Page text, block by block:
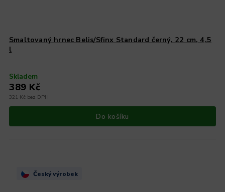
Smaltovaný hrnec Belis/Sfinx Standard černý, 22 cm, 4,5
l
Skladem
321 Kč bez DPH
389 Kč
Do košíku
Český výrobek